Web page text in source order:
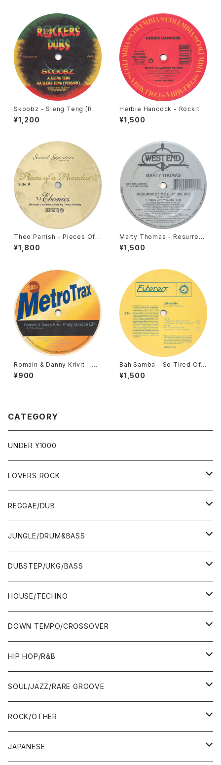
Skoobz - Sleng Teng [Roc
kers Dubs / 2004]
¥1,200
Herbie Hancock - Rockit /
Mega Mix [CBS / 1987]
¥1,500
Theo Parrish - Pieces Of A
Paradox [Sound Signature
/ 1998]
¥1,800
Marty Thomas - Resurrect
Me (Lift Me Up) [West End
/ 2001]
¥1,500
Romain & Danny Krivit - Ph
illy Groove EP [Metro Trax
/ 2000]
¥900
Bah Samba - So Tired Of
Waiting [Estereo / 1998]
¥1,500
CATEGORY
UNDER ¥1000
LOVERS ROCK
7"
12"
ALBUM&V.A.
REGGAE/DUB
7"
10"
12"
ALBUM&V.A.
JUNGLE/DRUM&BASS
7"
10"
12"
ALBUM&V.A.
DUBSTEP/UKG/BASS
12"
ALBUM&V.A.
HOUSE/TECHNO
7"
10"
12"
ALBUM&V.A.
DOWN TEMPO/CROSSOVER
7"
12"
ALBUM&V.A.
HIP HOP/R&B
7"
12"
ALBUM&V.A.
SOUL/JAZZ/RARE GROOVE
7"
10"
ROCK/OTHER
7"
JAPANESE